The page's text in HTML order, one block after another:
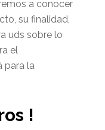
a conocer
su finalidad,
uds sobre lo
el
para la
!